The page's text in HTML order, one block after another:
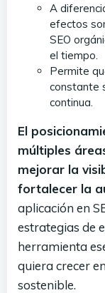
A
efectos
SEO
el tiempo.
Permite
constante
continua.
El
múltiples
mejorar la
fortalecer la
aplicación en
estrategias de
herramienta
quiera crecer
sostenible.